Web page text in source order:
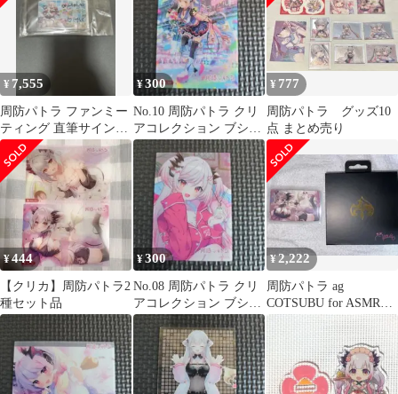
¥ 7,555
周防パトラ ファンミー
ティング 直筆サインカ
ード カードケース パス
ケース
¥300
No.10 周防パトラ クリ
アコレクション ブシロ
ード
¥ 777
周防パトラ グッズ10
点 まとめ売り
¥444
【クリカ】周防パトラ2
種セット品
¥300
No.08 周防パトラ クリ
アコレクション ブシロ
ード
¥ 2,222
周防パトラ ag
COTSUBU for ASMR
Patra